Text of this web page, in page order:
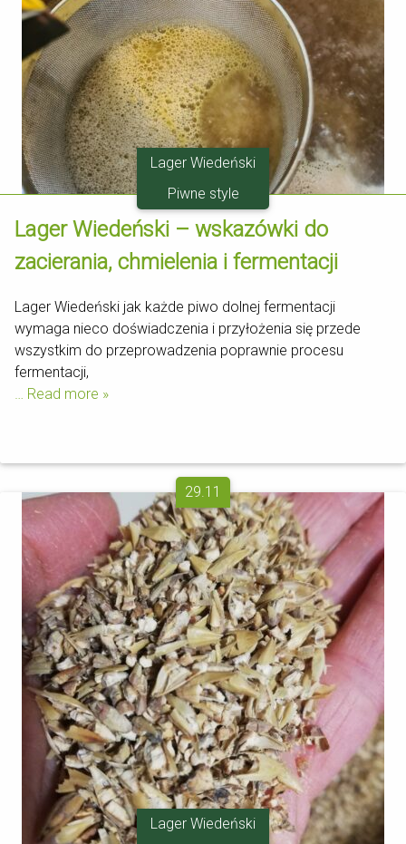
Lager Wiedeński
Piwne style
Lager Wiedeński – wskazówki do
zacierania, chmielenia i fermentacji
Lager Wiedeński jak każde piwo dolnej fermentacji
wymaga nieco doświadczenia i przyłożenia się przede
wszystkim do przeprowadzenia poprawnie procesu
fermentacji,
… Read more »
29.11
Lager Wiedeński